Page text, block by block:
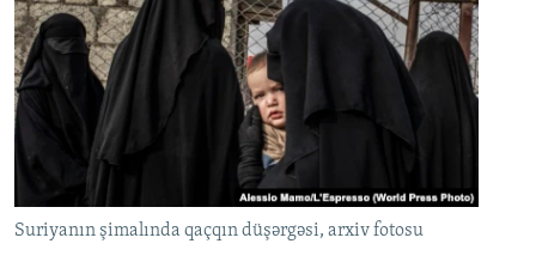
Suriyanın şimalında qaçqın düşərgəsi, arxiv fotosu